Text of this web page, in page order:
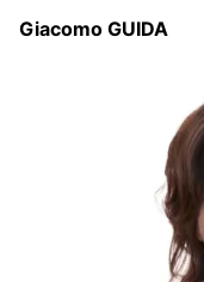
Giacomo GUIDA